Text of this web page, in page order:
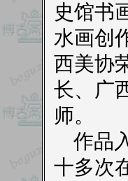
史馆书
水画创
西美协
长、广
师。
作品
十多次